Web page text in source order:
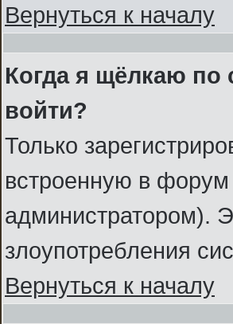
Вернуться к началу
Когда я щёлкаю по
войти?
Только
встроенную в
администратором).
злоупотребления
Вернуться к началу